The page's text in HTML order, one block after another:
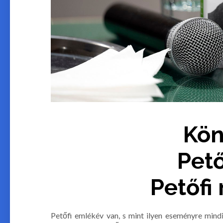
Petőfi
Petőfi emlékév van, s mint ilyen eseményre